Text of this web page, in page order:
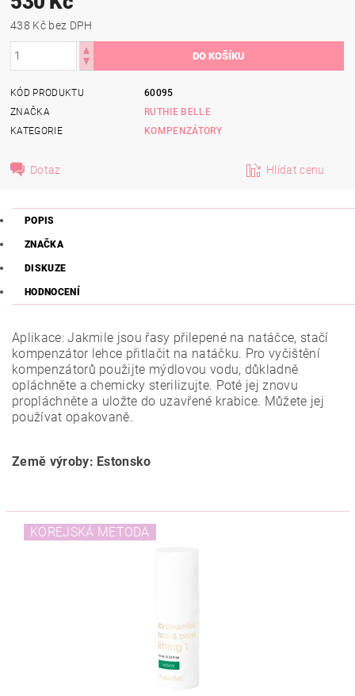
438 Kč bez DPH
KÓD PRODUKTU
60095
ZNAČKA
RUTHIE BELLE
KATEGORIE
KOMPENZÁTORY
Dotaz Hlídat cenu
POPIS
ZNAČKA
DISKUZE
HODNOCENÍ
Aplikace: Jakmile jsou řasy přilepené na natáčce, stačí
kompenzátor lehce přitlačit na natáčku. Pro vyčištění
kompenzátorů použijte mýdlovou vodu, důkladně
opláchněte a chemicky sterilizujte. Poté jej znovu
propláchněte a uložte do uzavřené krabice. Můžete jej
používat opakovaně.
Země výroby: Estonsko
KOREJSKÁ METODA